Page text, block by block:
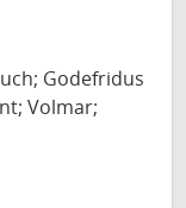
Godefridus
Volmar;